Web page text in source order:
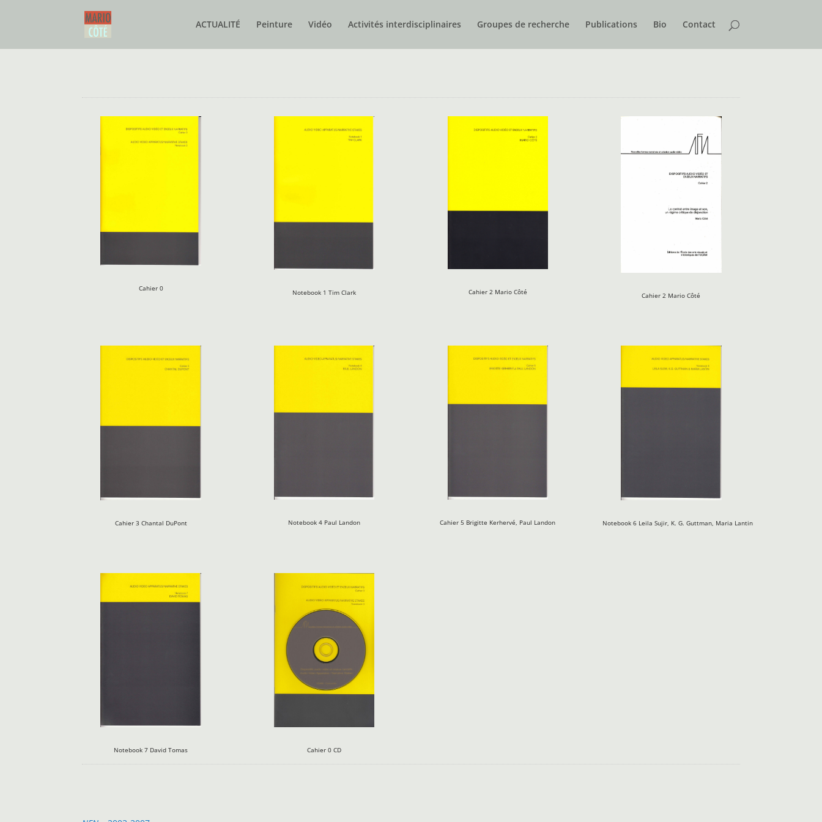
ACTUALITÉ Peinture Vidéo Activités interdisciplinaires Groupes de recherche Publications Bio Contact